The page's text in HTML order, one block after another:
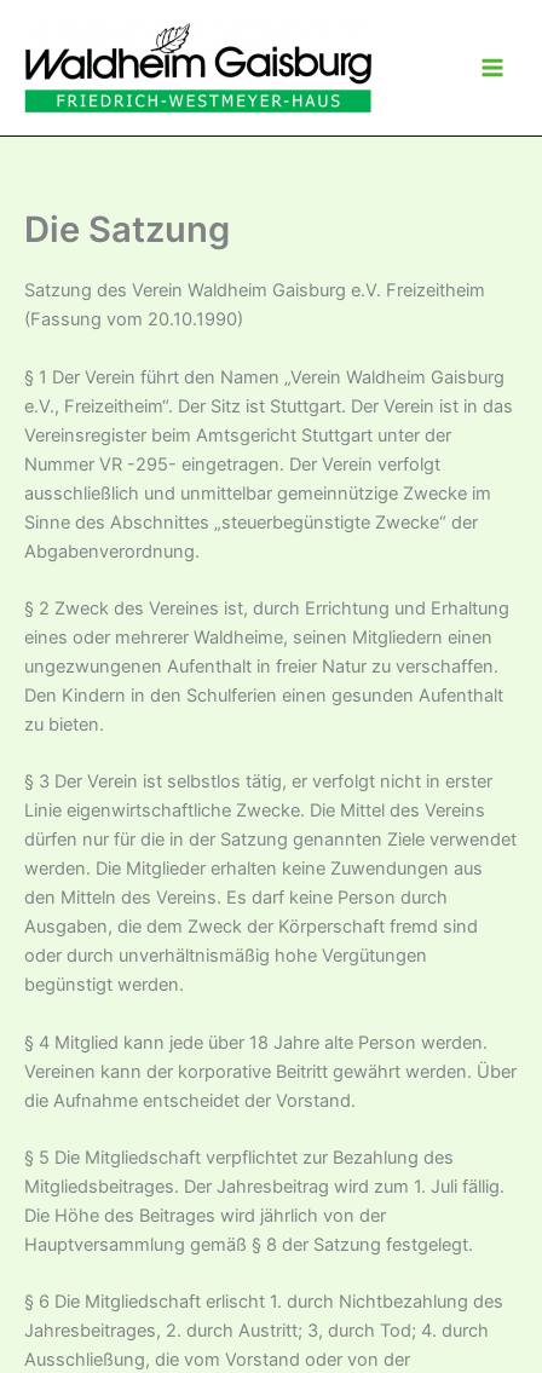
springen
Die Satzung
Satzung des Verein Waldheim Gaisburg e.V. Freizeitheim
(Fassung vom 20.10.1990)
§ 1 Der Verein führt den Namen „Verein Waldheim Gaisburg
e.V., Freizeitheim“. Der Sitz ist Stuttgart. Der Verein ist in das
Vereinsregister beim Amtsgericht Stuttgart unter der
Nummer VR -295- eingetragen. Der Verein verfolgt
ausschließlich und unmittelbar gemeinnützige Zwecke im
Sinne des Abschnittes „steuerbegünstigte Zwecke“ der
Abgabenverordnung.
§ 2 Zweck des Vereines ist, durch Errichtung und Erhaltung
eines oder mehrerer Waldheime, seinen Mitgliedern einen
ungezwungenen Aufenthalt in freier Natur zu verschaffen.
Den Kindern in den Schulferien einen gesunden Aufenthalt
zu bieten.
§ 3 Der Verein ist selbstlos tätig, er verfolgt nicht in erster
Linie eigenwirtschaftliche Zwecke. Die Mittel des Vereins
dürfen nur für die in der Satzung genannten Ziele verwendet
werden. Die Mitglieder erhalten keine Zuwendungen aus
den Mitteln des Vereins. Es darf keine Person durch
Ausgaben, die dem Zweck der Körperschaft fremd sind
oder durch unverhältnismäßig hohe Vergütungen
begünstigt werden.
§ 4 Mitglied kann jede über 18 Jahre alte Person werden.
Vereinen kann der korporative Beitritt gewährt werden. Über
die Aufnahme entscheidet der Vorstand.
§ 5 Die Mitgliedschaft verpflichtet zur Bezahlung des
Mitgliedsbeitrages. Der Jahresbeitrag wird zum 1. Juli fällig.
Die Höhe des Beitrages wird jährlich von der
Hauptversammlung gemäß § 8 der Satzung festgelegt.
§ 6 Die Mitgliedschaft erlischt 1. durch Nichtbezahlung des
Jahresbeitrages, 2. durch Austritt; 3, durch Tod; 4. durch
Ausschließung, die vom Vorstand oder von der